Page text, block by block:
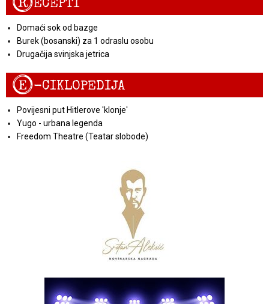
Domaći sok od bazge
Burek (bosanski) za 1 odraslu osobu
Drugačija svinjska jetrica
E-CIKLOPEDIJA
Povijesni put Hitlerove 'klonje'
Yugo - urbana legenda
Freedom Theatre (Teatar slobode)